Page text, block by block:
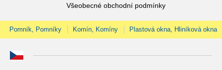
Všeobecné obchodní podmínky
Pomník, Pomníky Komín, Komíny Plastová okna, Hliníková okna